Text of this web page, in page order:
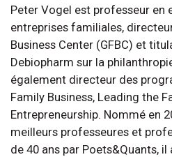
Peter Vogel est professeur en
entreprises familiales,
Business Center (GFBC) et
Debiopharm sur la
également directeur des
Family Business, Leading the
Entrepreneurship. Nommé en
meilleurs professeures et
de 40 ans par Poets&Quants,